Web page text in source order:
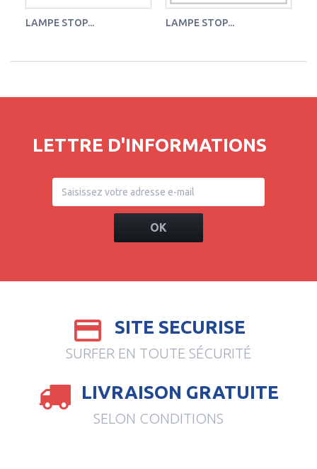
LAMPE STOP... LAMPE STOP...
LETTRE D'INFORMATIONS
OK
SITE SECURISE
SURFER EN TOUTE SÉCURITÉ
LIVRAISON GRATUITE
SELON CONDITIONS